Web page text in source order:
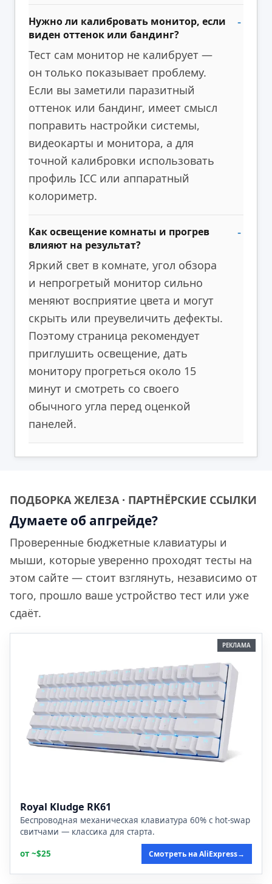
Нужно ли калибровать монитор, если
виден оттенок или бандинг?
Тест сам монитор не калибрует —
он только показывает проблему.
Если вы заметили паразитный
оттенок или бандинг, имеет смысл
поправить настройки системы,
видеокарты и монитора, а для
точной калибровки использовать
профиль ICC или аппаратный
колориметр.
Как освещение комнаты и прогрев
влияют на результат?
Яркий свет в комнате, угол обзора
и непрогретый монитор сильно
меняют восприятие цвета и могут
скрыть или преувеличить дефекты.
Поэтому страница рекомендует
приглушить освещение, дать
монитору прогреться около 15
минут и смотреть со своего
обычного угла перед оценкой
панелей.
ПОДБОРКА ЖЕЛЕЗА · ПАРТНЁРСКИЕ ССЫЛКИ
Думаете об апгрейде?
Проверенные бюджетные клавиатуры и
мыши, которые уверенно проходят тесты на
этом сайте — стоит взглянуть, независимо от
того, прошло ваше устройство тест или уже
сдаёт.
РЕКЛАМА
Royal Kludge RK61
Беспроводная механическая клавиатура 60% с hot-swap
свитчами — классика для старта.
от ~$25
Смотреть на AliExpress→